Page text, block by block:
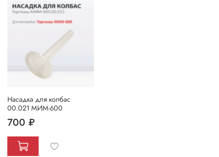
Насадка для колбас
00.021 МИМ-600
700 ₽